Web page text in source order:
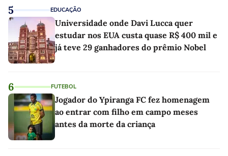
5 EDUCAÇÃO
Universidade onde Davi Lucca quer
estudar nos EUA custa quase R$ 400 mil e
já teve 29 ganhadores do prêmio Nobel
6 FUTEBOL
Jogador do Ypiranga FC fez homenagem
ao entrar com filho em campo meses
antes da morte da criança